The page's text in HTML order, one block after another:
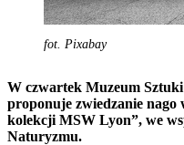
fot. Pixabay
W czwartek Muzeum
proponuje zwiedzanie nago
kolekcji MSW Lyon”, we
Naturyzmu.